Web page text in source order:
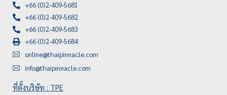
+66 (0)2-409-5681
+66 (0)2-409-5682
+66 (0)2-409-5683
+66 (0)2-409-5684
online@thaipinnacle.com
info@thaipinnacle.com
ที่ตั้งบริษัท : TPE